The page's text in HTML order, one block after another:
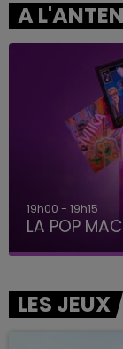
A
19h00 - 19h15
LA POP
LES JEUX